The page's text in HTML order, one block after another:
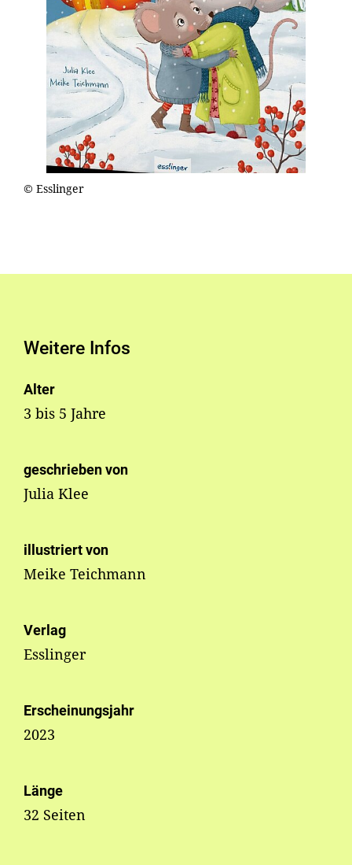
© Esslinger
Weitere Infos
Alter
3 bis 5 Jahre
geschrieben von
Julia Klee
illustriert von
Meike Teichmann
Verlag
Esslinger
Erscheinungsjahr
2023
Länge
32 Seiten